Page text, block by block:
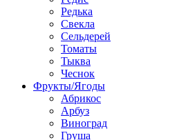
Редька
Свекла
Сельдерей
Томаты
Тыква
Чеснок
Фрукты/Ягоды
Абрикос
Арбуз
Виноград
Груша